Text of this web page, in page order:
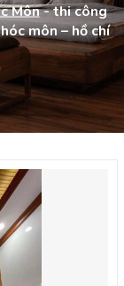
Môn-thi công
môn – hồ chí